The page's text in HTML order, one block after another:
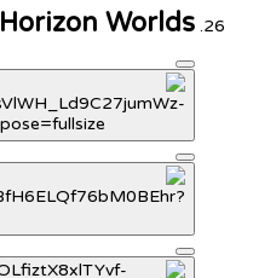
Horizon Worlds (⚠️ עדכון חשוב)